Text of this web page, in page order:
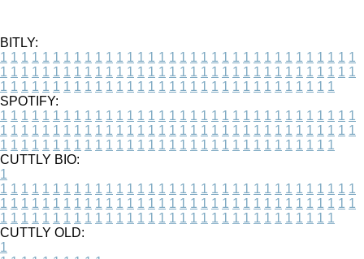
BITLY:
1 1 1 1 1 1 1 1 1 1 1 1 1 1 1 1 1 1 1 1 1 1 1 1 1 1 1 1 1 1 1 1 1 1
1 1 1 1 1 1 1 1 1 1 1 1 1 1 1 1 1 1 1 1 1 1 1 1 1 1 1 1 1 1 1 1 1 1
1 1 1 1 1 1 1 1 1 1 1 1 1 1 1 1 1 1 1 1 1 1 1 1 1 1 1 1 1 1 1 1
SPOTIFY:
1 1 1 1 1 1 1 1 1 1 1 1 1 1 1 1 1 1 1 1 1 1 1 1 1 1 1 1 1 1 1 1 1 1
1 1 1 1 1 1 1 1 1 1 1 1 1 1 1 1 1 1 1 1 1 1 1 1 1 1 1 1 1 1 1 1 1 1
1 1 1 1 1 1 1 1 1 1 1 1 1 1 1 1 1 1 1 1 1 1 1 1 1 1 1 1 1 1 1 1
CUTTLY BIO:
1
1 1 1 1 1 1 1 1 1 1 1 1 1 1 1 1 1 1 1 1 1 1 1 1 1 1 1 1 1 1 1 1 1 1
1 1 1 1 1 1 1 1 1 1 1 1 1 1 1 1 1 1 1 1 1 1 1 1 1 1 1 1 1 1 1 1 1 1
1 1 1 1 1 1 1 1 1 1 1 1 1 1 1 1 1 1 1 1 1 1 1 1 1 1 1 1 1 1 1 1
CUTTLY OLD:
1